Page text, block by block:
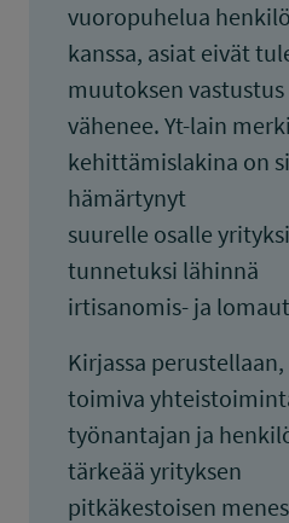
vuoropuhelua
kanssa, asiat eivät
muutoksen vastustus
vähenee. Yt-lain
kehittämislakina on
hämärtynyt
suurelle osalle
tunnetuksi lähinnä
irtisanomis- ja
Kirjassa
toimiva
työnantajan ja
tärkeää yrityksen
pitkäkestoisen